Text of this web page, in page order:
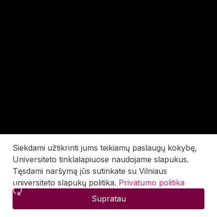
Siekdami užtikrinti jums teikiamų paslaugų kokybę,
Universiteto tinklalapiuose naudojame slapukus.
Tęsdami naršymą jūs sutinkate su Vilniaus
universiteto slapukų politika. Privatumo politika
Supratau